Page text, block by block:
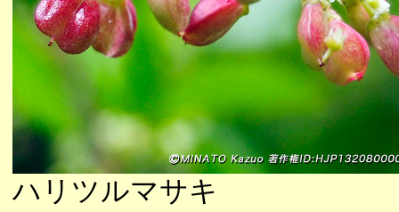
ハリツルマサキ